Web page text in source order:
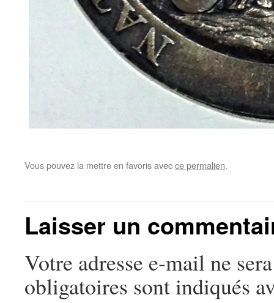
Vous pouvez la mettre en favoris avecce permalien.
Laisser un
Votre adresse e-mail ne
obligatoires sont indiqués